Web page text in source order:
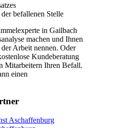
befallenen Stelle
in Gailbach
machen und Ihnen
Arbeit nennen. Oder
Kundeberatung
Mitarbeitern Ihren Befall.
einen
Aschaffenburg